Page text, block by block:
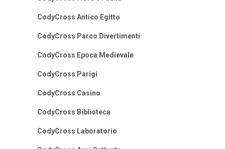
CodyCross Antico Egitto
CodyCross Parco Divertimenti
CodyCross Epoca Medievale
CodyCross Parigi
CodyCross Casino
CodyCross Biblioteca
CodyCross Laboratorio